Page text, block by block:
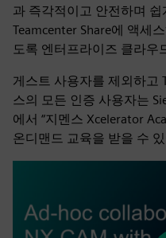
과 즉각적이고 안전하며
Teamcenter Share에 액세
도록 엔터프라이즈 클라우
게스트 사용자를 제외하고
스의 모든 인증 사용자는
에서 “지멘스 Xcelerator
온디맨드 교육을 받을 수